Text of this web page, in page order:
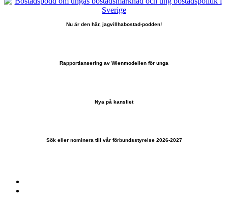
Nu är den här, jagvillhabostad-podden!
Rapportlansering av Wienmodellen för unga
Nya på kansliet
Sök eller nominera till vår förbundsstyrelse 2026-2027